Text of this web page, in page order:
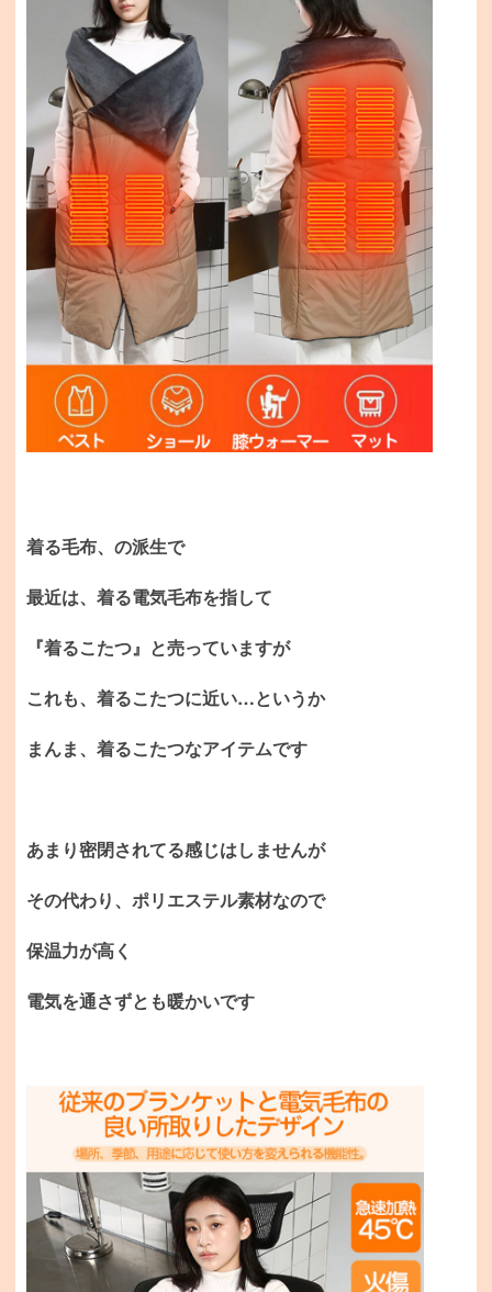
着る毛布、の派生で
最近は、着る電気毛布を指して
『着るこたつ』と売っていますが
これも、着るこたつに近い…というか
まんま、着るこたつなアイテムです
あまり密閉されてる感じはしませんが
その代わり、ポリエステル素材なので
保温力が高く
電気を通さずとも暖かいです